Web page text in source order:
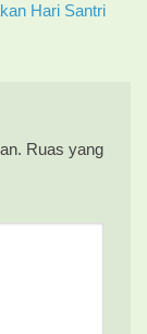
Hari Santri
Ruas yang